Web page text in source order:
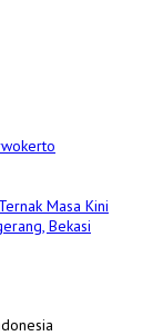
Masa Kini
Bekasi